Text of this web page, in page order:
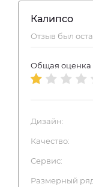
Калипсо
Общая оценка
Дизайн:
Качество:
Сервис:
Размерный